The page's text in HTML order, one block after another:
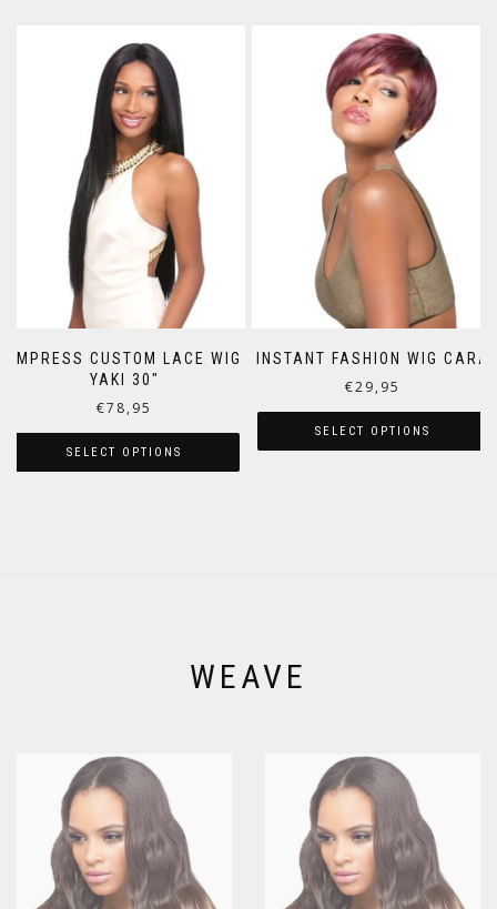
EMPRESS CUSTOM LACE WIG
YAKI 30″
€78,95
SELECT OPTIONS
INSTANT FASHION WIG CARA
€29,95
SELECT OPTIONS
WEAVE